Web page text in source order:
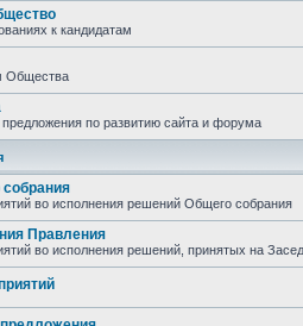
к кандидатам
Общества
по развитию сайта и форума
во исполнения решений Общего собрания
Правления
во исполнения решений, принятых на